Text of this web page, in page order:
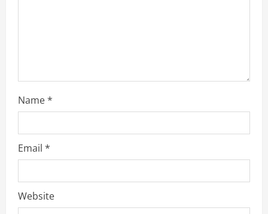
Name*
Email *
Website